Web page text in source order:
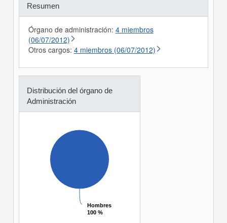
Resumen
Órgano de administración: 4 miembros
(06/07/2012)
Otros cargos: 4 miembros (06/07/2012)
Distribución del órgano de
Administración
Hombres
100 %
Hombres
100 %